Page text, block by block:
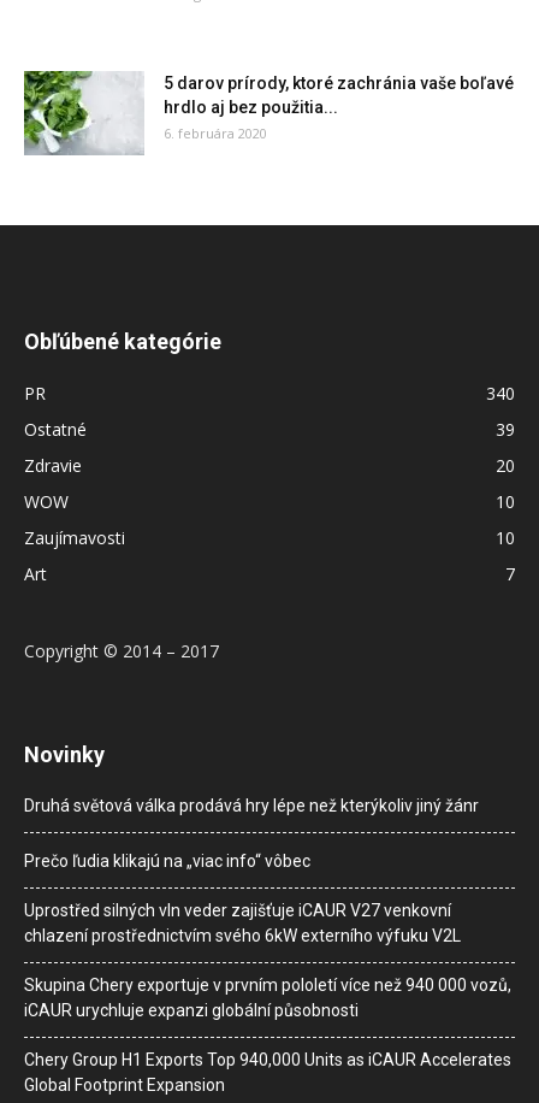
5 darov prírody, ktoré zachránia vaše boľavé
hrdlo aj bez použitia...
6. februára 2020
Obľúbené kategórie
PR
340
Ostatné
39
Zdravie
20
WOW
10
Zaujímavosti
10
Art
7
Copyright © 2014 – 2017
Novinky
Druhá světová válka prodává hry lépe než kterýkoliv jiný žánr
Prečo ľudia klikajú na „viac info“ vôbec
Uprostřed silných vln veder zajišťuje iCAUR V27 venkovní
chlazení prostřednictvím svého 6kW externího výfuku V2L
Skupina Chery exportuje v prvním pololetí více než 940 000 vozů,
iCAUR urychluje expanzi globální působnosti
Chery Group H1 Exports Top 940,000 Units as iCAUR Accelerates
Global Footprint Expansion